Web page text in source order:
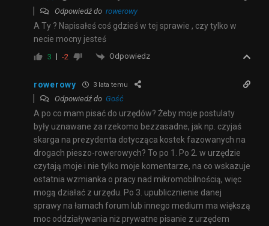
Odpowiedź do rowerowy
A Ty ? Napisałeś coś gdzieś w tej sprawie , czy tylko w
necie mocny jesteś
3 -2 Odpowiedz
rowerowy 3 lata temu
Odpowiedź do Gość
A po co mam pisać do urzędów? Żeby moje postulaty
były uznawane za rzekomo bezzasadne, jak np. czyjaś
skarga na prezydenta dotycząca kostek fazowanych na
drogach pieszo-rowerowych? To po 1. Po 2. w urzędzie
czytają moje i nie tylko moje komentarze, na co wskazuje
ostatnia wzmianka o pracy nad mikromobilnością, więc
mogą działać z urzędu. Po 3. upublicznienie danej
sprawy na łamach forum lub innego medium ma większą
moc oddziaływania niż prywatne pisanie z urzędem